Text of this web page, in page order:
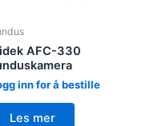
AFC-330
inn for å bestille
Les mer